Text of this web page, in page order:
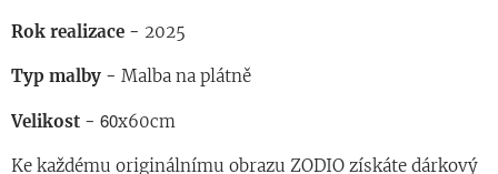
Rok realizace - 2025
Typ malby - Malba na plátně
Velikost - 60x60cm
Ke každému originálnímu obrazu ZODIO získáte dárkový